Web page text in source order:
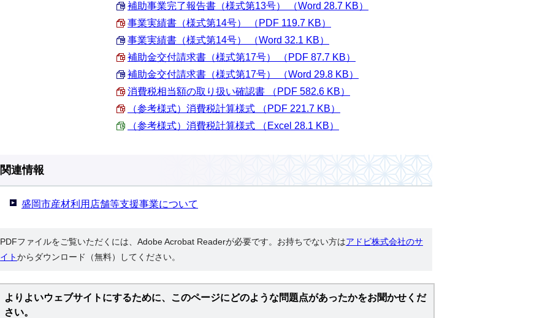
補助事業完了報告書（様式第13号） （Word 28.7 KB）
事業実績書（様式第14号） （PDF 119.7 KB）
事業実績書（様式第14号） （Word 32.1 KB）
補助金交付請求書（様式第17号） （PDF 87.7 KB）
補助金交付請求書（様式第17号） （Word 29.8 KB）
消費税相当額の取り扱い確認書 （PDF 582.6 KB）
（参考様式）消費税計算様式 （PDF 221.7 KB）
（参考様式）消費税計算様式 （Excel 28.1 KB）
関連情報
盛岡市産材利用店舗等支援事業について
PDFファイルをご覧いただくには、Adobe Acrobat Readerが必要です。お持ちでない方はアドビ株式会社のサ
イトからダウンロード（無料）してください。
よりよいウェブサイトにするために、このページにどのような問題点があったかをお聞かせくだ
さい。